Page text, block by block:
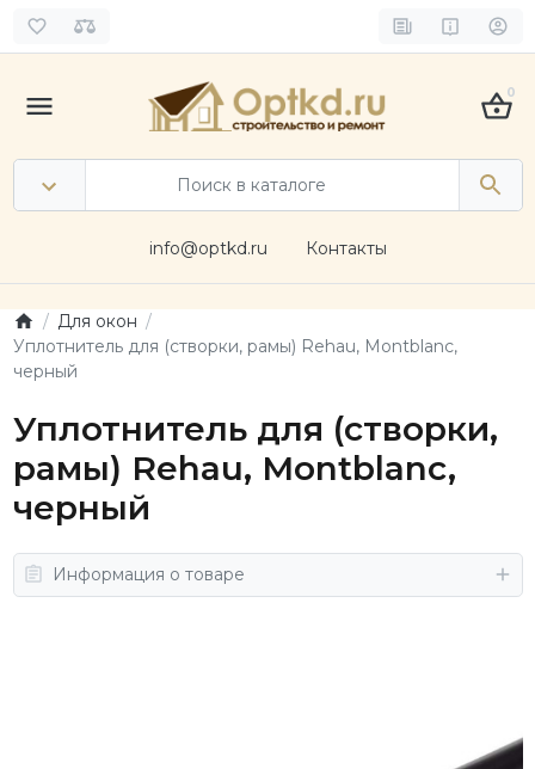
0
info@optkd.ru Контакты
Для окон
Уплотнитель для (створки, рамы) Rehau, Montblanc,
черный
Уплотнитель для (створки,
рамы) Rehau, Montblanc,
черный
Информация о товаре